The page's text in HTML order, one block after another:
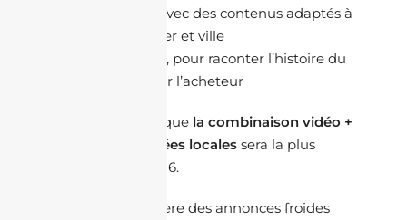
, avec des contenus adaptés à
chaque quartier et ville
, pour raconter l’histoire du
bien et rassurer l’acheteur
La majorité estime que la combinaison vidéo +
storytelling + données locales sera la plus
performante en 2026.
L’ère des annonces froides